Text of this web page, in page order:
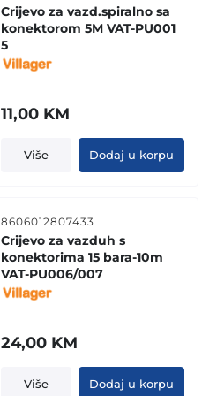
Crijevo za vazd.spiralno sa
konektorom 5M VAT-PU001
5
11,00 KM
Više Dodaj u korpu
8606012807433
Crijevo za vazduh s
konektorima 15 bara-10m
VAT-PU006/007
24,00 KM
Više Dodaj u korpu